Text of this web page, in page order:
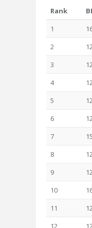
Rank
1
2
3
4
5
6
7
8
9
10
11
12